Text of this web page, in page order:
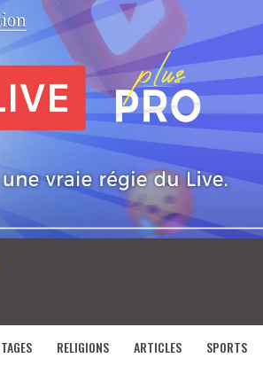
RELIGIONS ARTICLES SPORTS